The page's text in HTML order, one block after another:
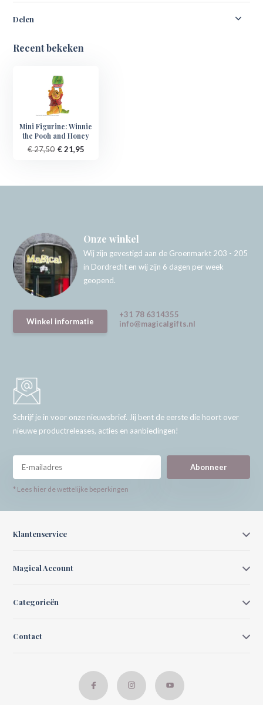
Delen
Recent bekeken
Mini Figurine: Winnie
the Pooh and Honey
€ 27,50 € 21,95
Onze winkel
Wij zijn gevestigd aan de Groenmarkt 203 - 205
in Dordrecht en wij zijn 6 dagen per week
geopend.
Winkel informatie
+31 78 6314355
info@magicalgifts.nl
Schrijf je in voor onze nieuwsbrief. Jij bent de eerste die hoort over
nieuwe productreleases, acties en aanbiedingen!
Abonneer
* Lees hier de wettelijke beperkingen
Klantenservice
Magical Account
Categorieën
Contact